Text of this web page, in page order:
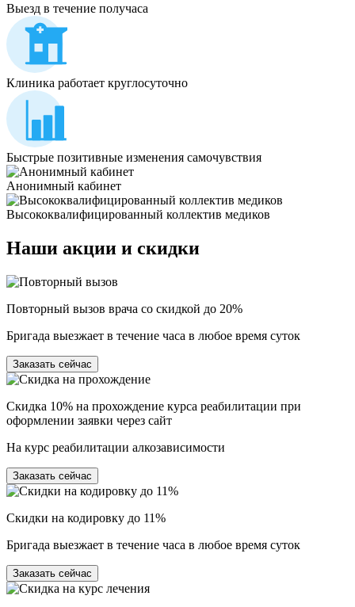
Выезд в течение получаса
Клиника работает круглосуточно
Быстрые позитивные изменения самочувствия
Анонимный кабинет
Высококвалифицированный коллектив медиков
Наши акции и скидки
Повторный вызов врача со скидкой до 20%
Бригада выезжает в течение часа в любое время суток
Заказать сейчас
Скидка 10% на прохождение курса реабилитации при
оформлении заявки через сайт
На курс реабилитации алкозависимости
Заказать сейчас
Скидки на кодировку до 11%
Бригада выезжает в течение часа в любое время суток
Заказать сейчас